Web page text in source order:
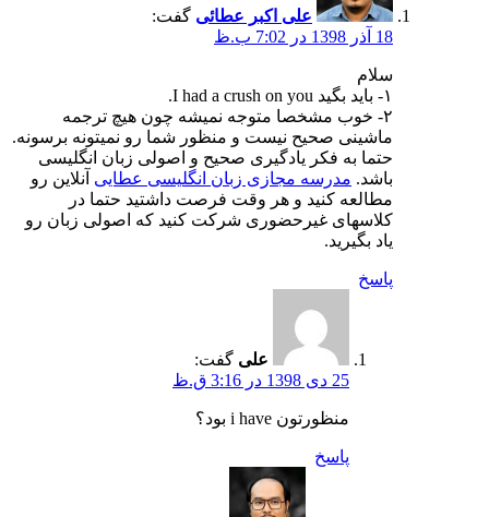
علی اکبر عطائی گفت:
18 آذر 1398 در 7:02 ب.ظ
سلام
۱- باید بگید I had a crush on you.
۲- خوب مشخصا متوجه نمیشه چون هیچ ترجمه
ماشینی صحیح نیست و منظور شما رو نمیتونه برسونه.
حتما به فکر یادگیری صحیح و اصولی زبان انگلیسی
باشد. مدرسه مجازی زبان انگلیسی عطایی آنلاین رو
مطالعه کنید و هر وقت فرصت داشتید حتما در
کلاسهای غیرحضوری شرکت کنید که اصولی زبان رو
یاد بگیرید.
پاسخ
علی گفت:
25 دی 1398 در 3:16 ق.ظ
منظورتون i have بود؟
پاسخ